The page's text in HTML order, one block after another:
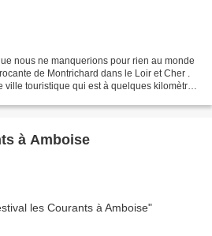
nous ne manquerions pour rien au monde
de Montrichard dans le Loir et Cher .
ville touristique qui est à quelques kilomètres
à Amboise